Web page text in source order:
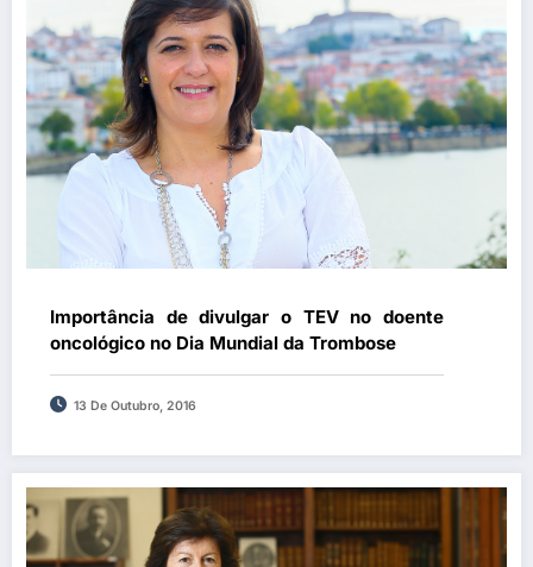
Importância de divulgar o TEV no doente
oncológico no Dia Mundial da Trombose
13 De Outubro, 2016